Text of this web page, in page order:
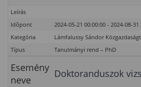
Leírás
Időpont
2024-05-21 00:00:00 - 2024-08-31
Kategória
Lámfalussy Sándor
Típus
Tanulmányi rend – PhD
Esemény
neve
Doktoranduszok